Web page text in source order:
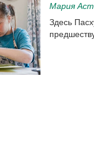
Мария
Здесь